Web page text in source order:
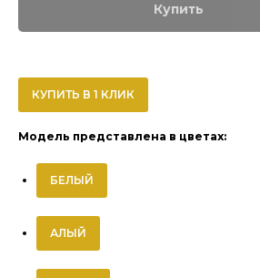
Купить
КУПИТЬ В 1 КЛИК
Модель представлена в цветах:
БЕЛЫЙ
АЛЫЙ